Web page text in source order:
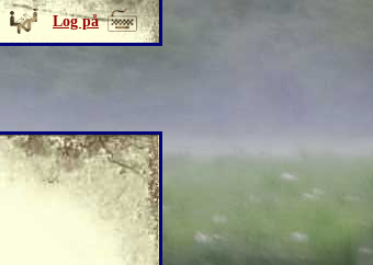
Log på